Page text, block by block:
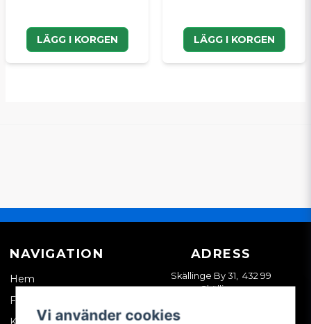
LÄGG I KORGEN LÄGG I KORGEN
NAVIGATION
Hem
Företagskund
ADRESS
Skällinge By 31, 432 99
Skällinge
Vi använder cookies